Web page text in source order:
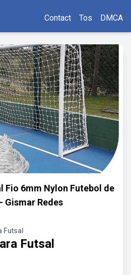
Contact Tos DMCA
Fio 6mm Nylon Futebol de
Gismar Redes
Futsal
Futsal